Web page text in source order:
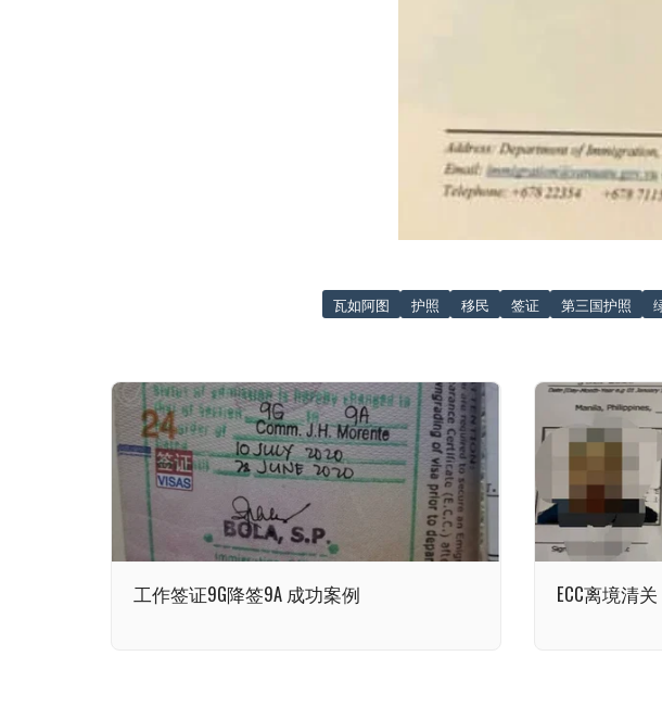
瓦如阿图 护照 移民 签证 第三国护照
工作签证9G降签9A 成功案例 ECC离境清关